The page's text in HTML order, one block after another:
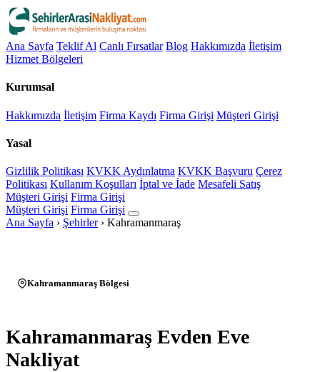
Ana Sayfa Teklif Al Canlı Fırsatlar Blog Hakkımızda İletişim
Hizmet Bölgeleri
Kurumsal
Hakkımızda İletişim Firma Kaydı Firma Girişi Müşteri Girişi
Yasal
Gizlilik Politikası KVKK Aydınlatma KVKK Başvuru Çerez
Politikası Kullanım Koşulları İptal ve İade Mesafeli Satış
Müşteri Girişi Firma Girişi
Müşteri Girişi Firma Girişi
Ana Sayfa › Şehirler › Kahramanmaraş
Kahramanmaraş Bölgesi
Kahramanmaraş Evden Eve
Nakliyat